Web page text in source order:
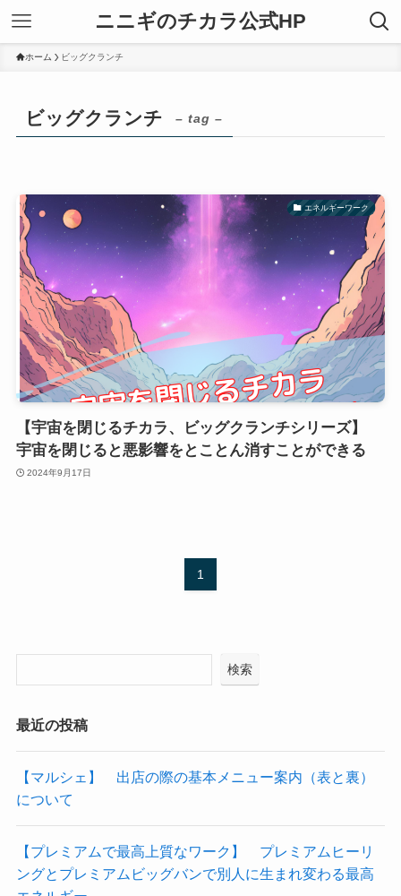
ニニギのチカラ公式HP
ホーム ビッグクランチ
ビッグクランチ – tag –
エネルギーワーク
【宇宙を閉じるチカラ、ビッグクランチシリーズ】
宇宙を閉じると悪影響をとことん消すことができる
2024年9月17日
1
検索
最近の投稿
【マルシェ】 出店の際の基本メニュー案内（表と裏）
について
【プレミアムで最高上質なワーク】 プレミアムヒーリ
ングとプレミアムビッグバンで別人に生まれ変わる最高